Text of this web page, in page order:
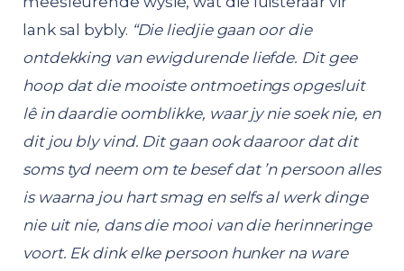
lank sal bybly. “Die liedjie gaan oor die
ontdekking van ewigdurende liefde. Dit gee
hoop dat die mooiste ontmoetings opgesluit
lê in daardie oomblikke, waar jy nie soek nie, en
dit jou bly vind. Dit gaan ook daaroor dat dit
soms tyd neem om te besef dat ’n persoon alles
is waarna jou hart smag en selfs al werk dinge
nie uit nie, dans die mooi van die herinneringe
voort. Ek dink elke persoon hunker na ware